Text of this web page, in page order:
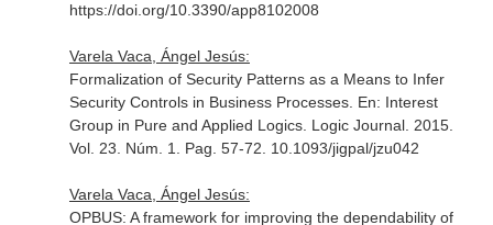
https://doi.org/10.3390/app8102008
Varela Vaca, Ángel Jesús:
Formalization of Security Patterns as a Means to Infer
Security Controls in Business Processes. En: Interest
Group in Pure and Applied Logics. Logic Journal. 2015.
Vol. 23. Núm. 1. Pag. 57-72. 10.1093/jigpal/jzu042
Varela Vaca, Ángel Jesús:
OPBUS: A framework for improving the dependability of